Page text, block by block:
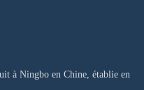
à Ningbo en Chine, établie en